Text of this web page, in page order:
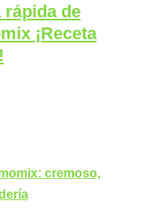
de
¡Receta
cremoso,